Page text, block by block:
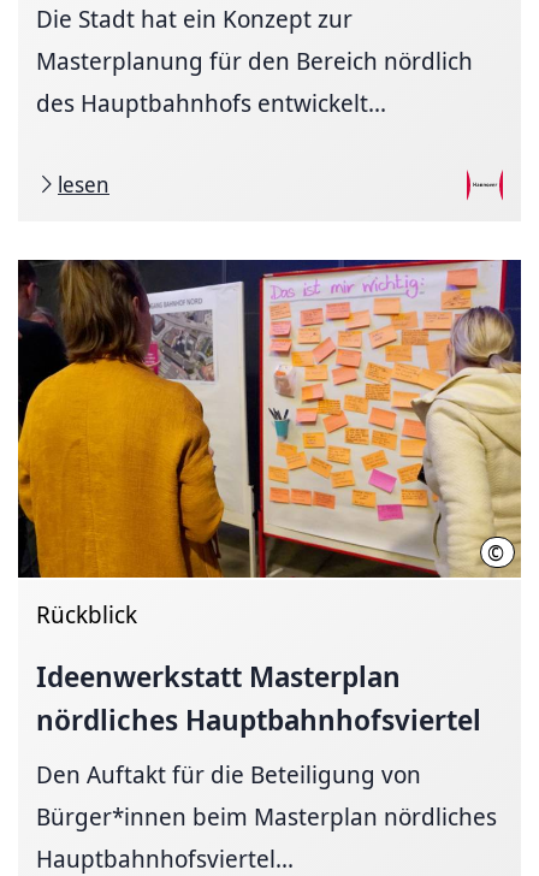
Die Stadt hat ein Konzept zur
Masterplanung für den Bereich nördlich
des Hauptbahnhofs entwickelt...
lesen
© LHH
Rückblick
Ideenwerkstatt Masterplan
nördliches Hauptbahnhofsviertel
Den Auftakt für die Beteiligung von
Bürger*innen beim Masterplan nördliches
Hauptbahnhofsviertel...